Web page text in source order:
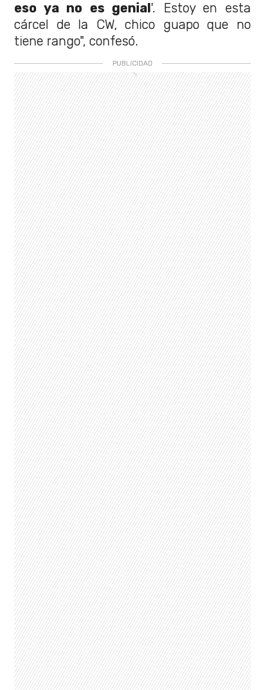
eso ya no es genial'. Estoy en esta
cárcel de la CW, chico guapo que no
tiene rango", confesó.